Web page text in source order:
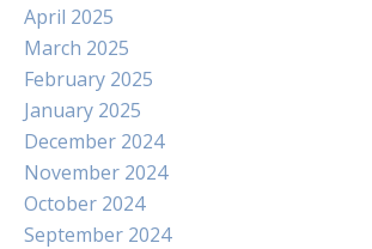
April 2025
March 2025
February 2025
January 2025
December 2024
November 2024
October 2024
September 2024